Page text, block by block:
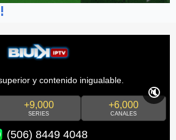
y contenido inigualable.
+9,000
SERIES
+6,000
CANALES
(506) 8449 4048
🔇